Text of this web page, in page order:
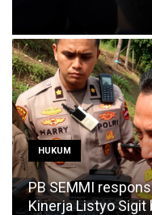
HUKUM
PB SEMMI
Kinerja Listyo Sigit